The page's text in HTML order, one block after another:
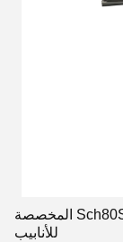
EN 1.4436 أنابيب الفولاذ المقاوم للصدأ Sch80S المخصصة
للأنابيب